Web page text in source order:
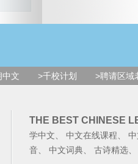
中文 >千校计划 >聘请区域
THE BEST CHINESE
学中文 中文在线课程
音
中文词典 古诗精选